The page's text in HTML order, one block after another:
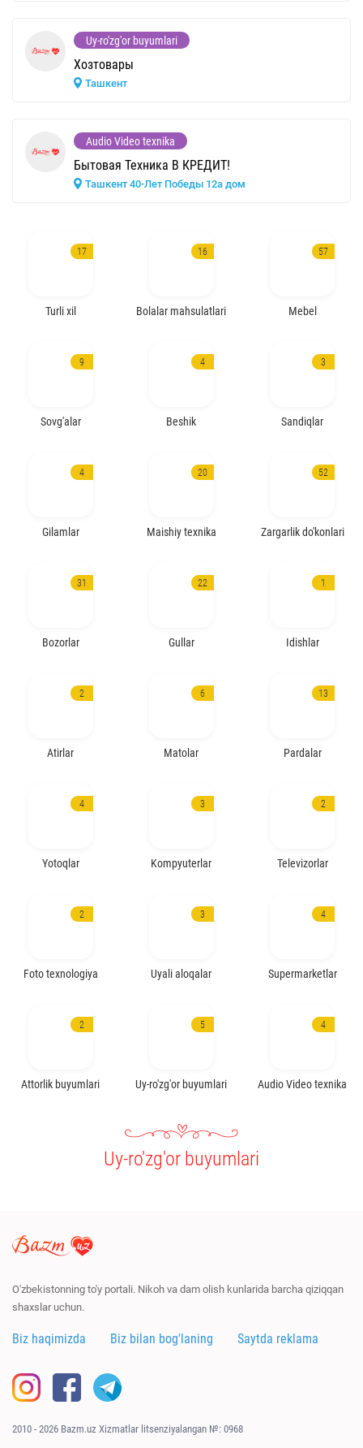
Uy-ro'zg'or buyumlari
Хозтовары
Ташкент
Audio Video texnika
Бытовая Техника В КРЕДИТ!
Ташкент 40-Лет Победы 12а дом
17
Turli xil
16
Bolalar mahsulatlari
57
Mebel
9
Sovg'alar
4
Beshik
3
Sandiqlar
4
Gilamlar
20
Maishiy texnika
52
Zargarlik do'konlari
31
Bozorlar
22
Gullar
1
Idishlar
2
Atirlar
6
Matolar
13
Pardalar
4
Yotoqlar
3
Kompyuterlar
2
Televizorlar
2
Foto texnologiya
3
Uyali aloqalar
4
Supermarketlar
2
Attorlik buyumlari
5
Uy-ro'zg'or buyumlari
4
Audio Video texnika
Uy-ro'zg'or buyumlari
O'zbekistonning to'y portali. Nikoh va dam olish kunlarida barcha qiziqqan
shaxslar uchun.
Biz haqimizda Biz bilan bog'laning Saytda reklama
2010 - 2026 Bazm.uz Xizmatlar litsenziyalangan №: 0968